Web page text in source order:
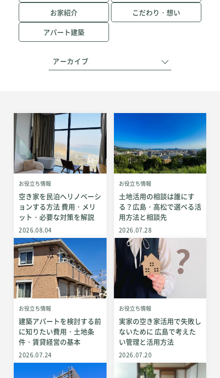
お家紹介
こだわり・想い
アパート建築
アーカイブ
お役立ち情報
2026.08.04
空き家を民泊へリノベーシ
ョンする方法 費用・メリ
ット・必要な対策を解説
お役立ち情報
2026.07.28
土地活用の相談は誰にす
る？広島・高松で選べる活
用方法と相談先
お役立ち情報
2026.07.24
建築アパートを検討する前
に知りたい費用・土地条
件・賃貸経営の基本
お役立ち情報
2026.07.20
実家の空き家活用で失敗し
ないために 広島で考えた
い管理と活用方法